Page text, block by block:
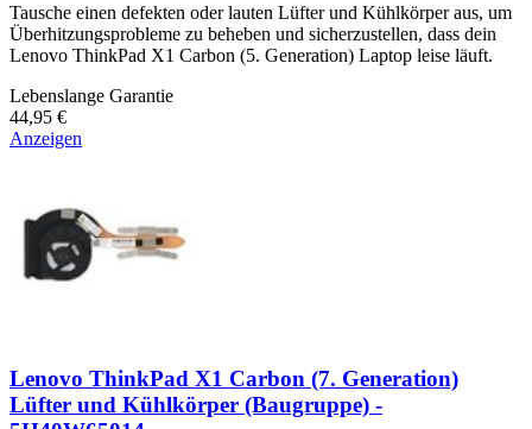
Tausche einen defekten oder lauten Lüfter und Kühlkörper aus, um
Überhitzungsprobleme zu beheben und sicherzustellen, dass dein
Lenovo ThinkPad X1 Carbon (5. Generation) Laptop leise läuft.
Lebenslange Garantie
44,95 €
Anzeigen
Lenovo ThinkPad X1 Carbon (7. Generation)
Lüfter und Kühlkörper (Baugruppe) -